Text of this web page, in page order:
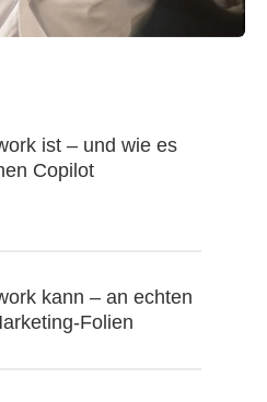
ist – und wie es
Copilot
kann – an echten
Folien